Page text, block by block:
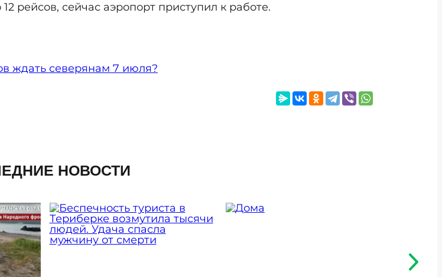
рейсов, сейчас аэропорт приступил к работе.
ждать северянам 7 июля?
НОВОСТИ